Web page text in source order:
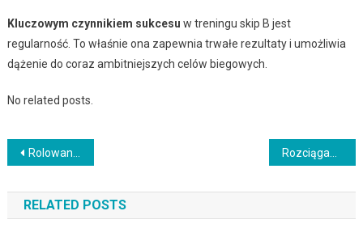
Kluczowym czynnikiem sukcesu w treningu skip B jest
regularność. To właśnie ona zapewnia trwałe rezultaty i umożliwia
dążenie do coraz ambitniejszych celów biegowych.
No related posts.
Nawigacja
wpisu
Rolowanie pleców: korzyści, techniki i przydatne akcesoria
RELATED POSTS